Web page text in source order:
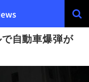
自動車爆弾が